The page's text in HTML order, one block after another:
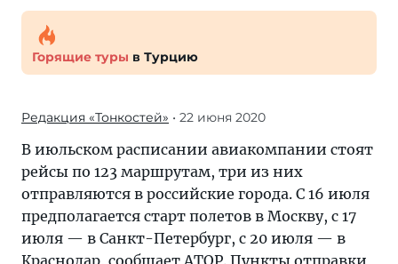
Горящие туры в Турцию
Редакция «Тонкостей» • 22 июня 2020
В июльском расписании авиакомпании стоят
рейсы по 123 маршрутам, три из них
отправляются в российские города. С 16 июля
предполагается старт полетов в Москву, с 17
июля — в Санкт-Петербург, с 20 июля — в
Краснодар, сообщает АТОР. Пункты отправки